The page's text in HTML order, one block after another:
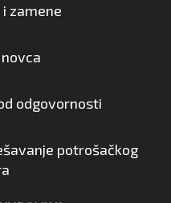
zamene
odgovornosti
potrošačkog